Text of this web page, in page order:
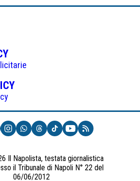
(APRE
IN
UNA
NUOVA
(APRE
UNA
NUOVA
SCHEDA)
Il Napolista, testata giornalistica
il Tribunale di Napoli N° 22 del
06/06/2012